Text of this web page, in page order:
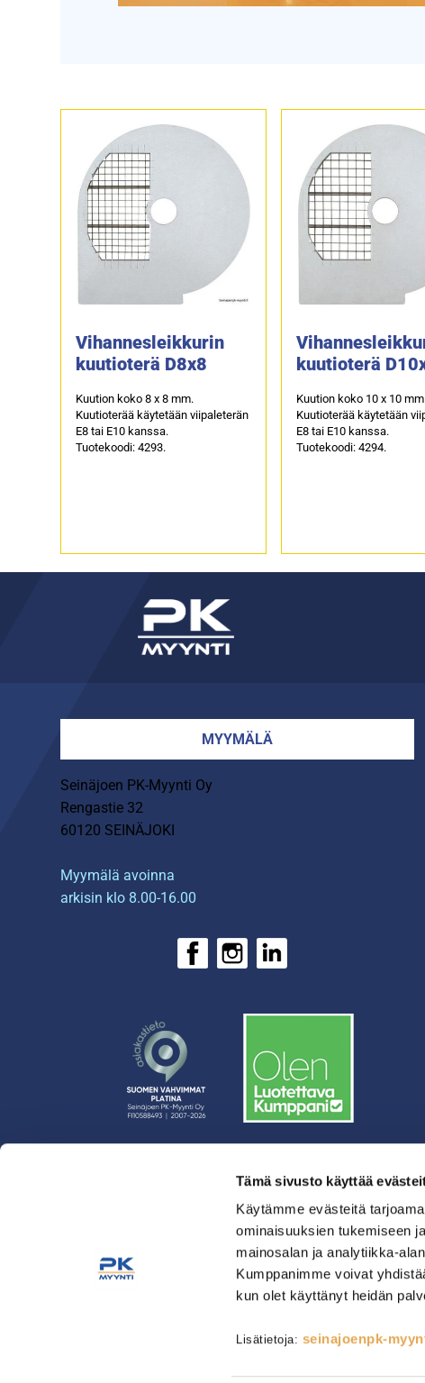
Tämä sivusto käyttää
Käytämme evästeitä
ominaisuuksien tukemiseen
mainosalan ja analytiikka-
Kumppanimme voivat
kun olet käyttänyt heidän
Lisätietoja: seinajoenpk-
Vihannesleikkurin
kuutioterä D8x8
Kuution koko 8 x 8 mm.
Kuutioterää käytetään viipaleterän
E8 tai E10 kanssa.
Tuotekoodi: 4293.
kuutioterä
Kuution koko 10 x 10 mm.
Kuutioterää käytetään
E8 tai E10 kanssa.
Tuotekoodi: 4294.
MYYMÄLÄ
Seinäjoen PK-Myynti Oy
Rengastie 32
60120 SEINÄJOKI
Myymälä avoinna
arkisin klo 8.00-16.00
› Yritys
› Yhteystiedot
Tarvikkeet